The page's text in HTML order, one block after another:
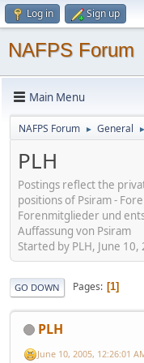
Log in Sign up
NAFPS Forum
Main Menu
NAFPS Forum ► General ►
PLH
Postings reflect the
positions of Psiram -
Forenmitglieder und
Auffassung von Psiram
Started by PLH, June
GO DOWN Pages 1
PLH
June 10, 2005, 12:26:01